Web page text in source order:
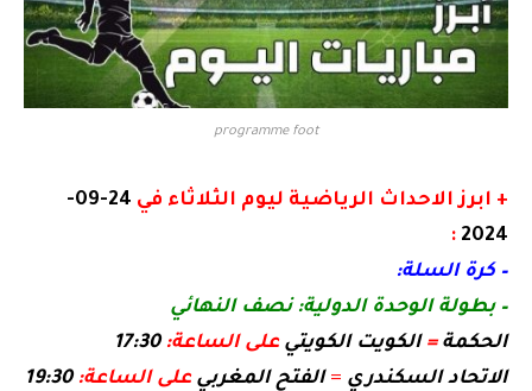
programme foot
+ ابرز الاحداث الرياضية ليوم الثلاثاء في
24-09-
2024
:
– كرة السلة:
– ​بطولة الوحدة الدولية​: نصف النهائي
الحكمة=الكويت الكويتي على الساعة:17:30
الاتحاد السكندري = الفتح المغربي على الساعة:19:30